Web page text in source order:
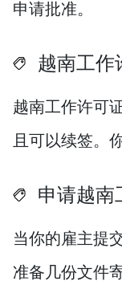
申请批准。
越南工作
越南工作许可
且可以续签。
申请越
当你的雇主提
准备几份文件